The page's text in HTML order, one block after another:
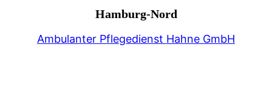
Hamburg-Nord
Ambulanter Pflegedienst Hahne GmbH